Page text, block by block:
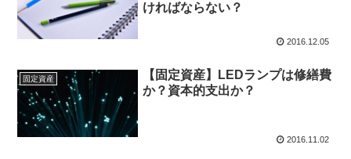
ければならない？
2016.12.05
固定資産
【固定資産】LEDランプは修繕費
か？資本的支出か？
2016.11.02